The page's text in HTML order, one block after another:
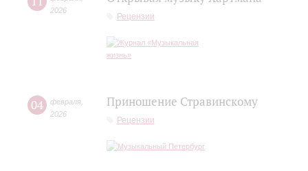
2026
Рецензии
04 февраля
2026
Приношение Стравинскому
Рецензии